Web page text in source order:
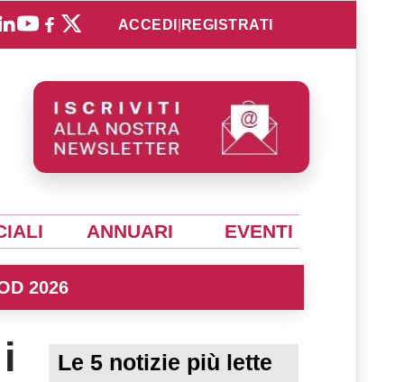
ACCEDI REGISTRATI
ANNUARI EVENTI
2026
Le 5 notizie più lette